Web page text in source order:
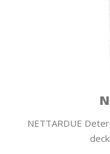
NETTARDUE